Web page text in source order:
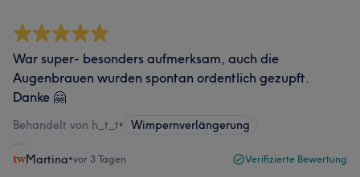
War super- besonders aufmerksam, auch die
Augenbrauen wurden spontan ordentlich gezupft.
Danke 🤗
Behandelt von h_t_t• Wimpernverlängerung
Martina•vor 3 Tagen Verifizierte Bewertung